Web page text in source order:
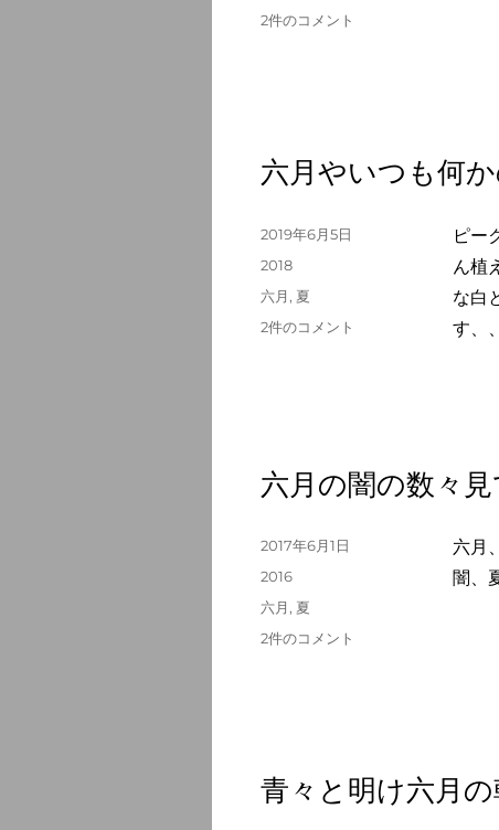
リ
グ
六
ぞ
れ
子
連
れ
て
2件のコメント
六月やいつも何
ピー
ん植
な白
す、
投
2019年6月5日
カ
テ
リ
2018
タ
グ
六月 , 夏
六
か
ひ
へ
2件のコメント
六月の闇の数々見
六月
闇、
投
2017年6月1日
カ
テ
リ
2016
タ
グ
六月 , 夏
六
見
て
2件のコメント
青々と明け六月の